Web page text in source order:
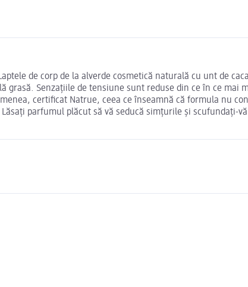
de corp de la alverde cosmetică naturală cu unt de
grasă. Senzațiile de tensiune sunt reduse din ce în ce
certificat Natrue, ceea ce înseamnă că formula nu
parfumul plăcut să vă seducă simțurile și